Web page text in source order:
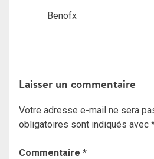
Benofx
Laisser un commentaire
Votre adresse e-mail ne sera
obligatoires sont indiqués avec
Commentaire *